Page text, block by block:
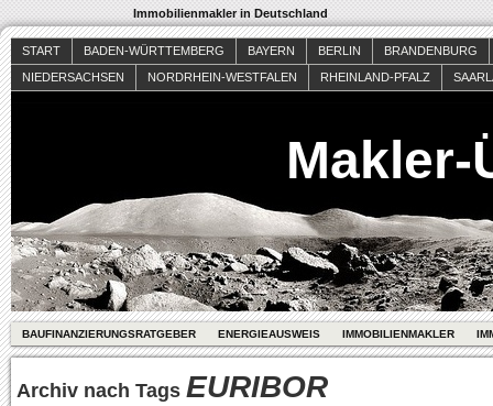
Immobilienmakler in Deutschland
START BADEN-WÜRTTEMBERG BAYERN BERLIN
BRANDENBURG
NIEDERSACHSEN
NORDRHEIN-WESTFALEN RHEINLAND-PFALZ
Makler-
BAUFINANZIERUNGSRATGEBER ENERGIEAUSWEIS IMMOBILIENMAKLER
Archiv nach Tags EURIBOR